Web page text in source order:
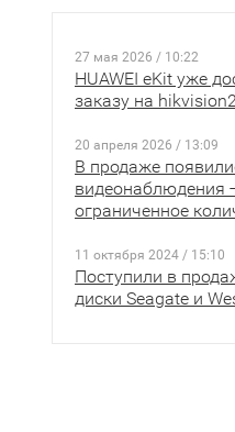
27 мая 2026 / 10:22
HUAWEI eKit уже
заказу на
20 апреля 2026 / 13:09
В продаже
видеонаблюдения
ограниченное
11 октября 2024 / 15:10
Поступили в
диски Seagate и